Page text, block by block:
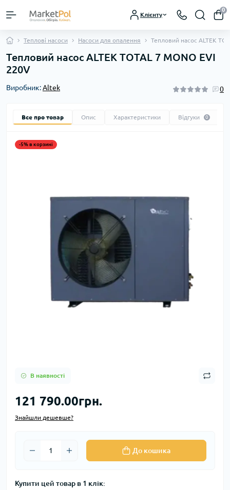
Клієнту
0
Теплові насоси Насоси для опалення Тепловий насос ALTEK
Тепловий насос ALTEK TOTAL 7 MONO EVI
220V
Виробник:Altek 0
Все про товар Опис Характеристики Відгуки 0
-5% в корзині
В наявності
121 790.00грн.
Знайшли дешевше?
До кошика
Купити цей товар в 1 клік: